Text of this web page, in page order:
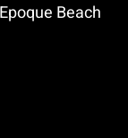
Epoque Beach)